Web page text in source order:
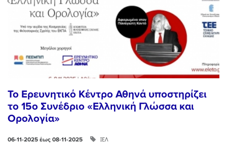
Το Ερευνητικό Κέντρο Αθηνά υποστηρίζει
το 15ο Συνέδριο «Ελληνική Γλώσσα και
Ορολογία»
06-11-2025 έως 08-11-2025 ΙΕΛ